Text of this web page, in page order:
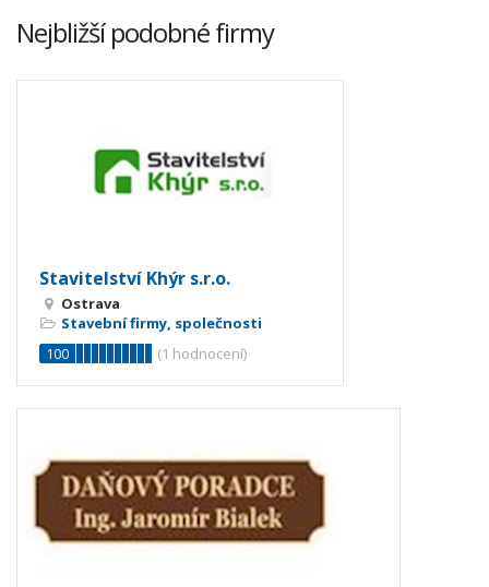
Nejbližší podobné firmy
Stavitelství Khýr s.r.o.
Ostrava
Stavební firmy, společnosti
100
(1 hodnocení)